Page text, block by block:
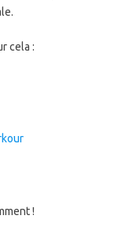
cela :
!